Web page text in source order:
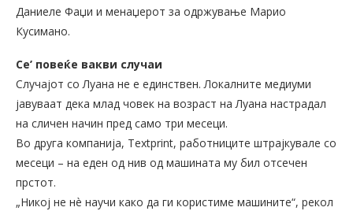
Даниеле Фаџи и менаџерот за одржување Марио
Кусимано.
Се’ повеќе вакви случаи
Случајот со Луана не е единствен. Локалните медиуми
јавуваат дека млад човек на возраст на Луана настрадал
на сличен начин пред само три месеци.
Во друга компанија, Textprint, работниците штрајкувале со
месеци – на еден од нив од машината му бил отсечен
прстот.
„Никој не нè научи како да ги користиме машините“, рекол